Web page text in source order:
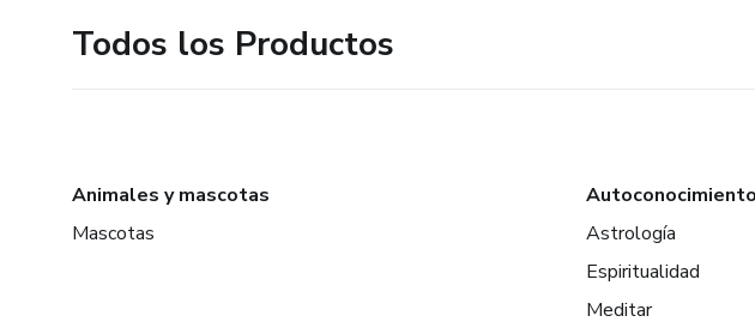
Todos los Productos
Animales y mascotas
Mascotas
Astrología
Espiritualidad
Meditar